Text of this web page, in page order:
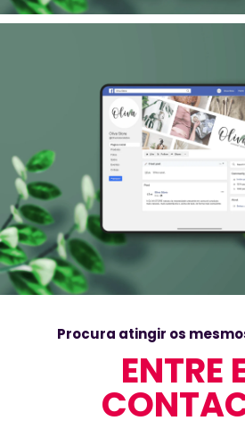
Procura atingir os
ENTRE